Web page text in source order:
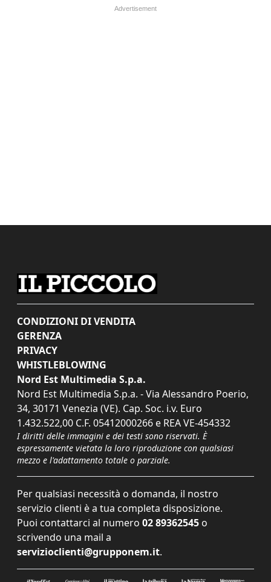
CONDIZIONI DI VENDITA
GERENZA
PRIVACY
WHISTLEBLOWING
Nord Est Multimedia S.p.a.
Nord Est Multimedia S.p.a. - Via Alessandro Poerio,
34, 30171 Venezia (VE). Cap. Soc. i.v. Euro
1.432.522,00 C.F. 05412000266 e REA VE-454332
I diritti delle immagini e dei testi sono riservati. È
espressamente vietata la loro riproduzione con qualsiasi
mezzo e l'adattamento totale o parziale.
Per qualsiasi necessità o domanda, il nostro
servizio clienti è a tua completa disposizione.
Puoi contattarci al numero 02 89362545 o
scrivendo una mail a
servizioclienti@grupponem.it.